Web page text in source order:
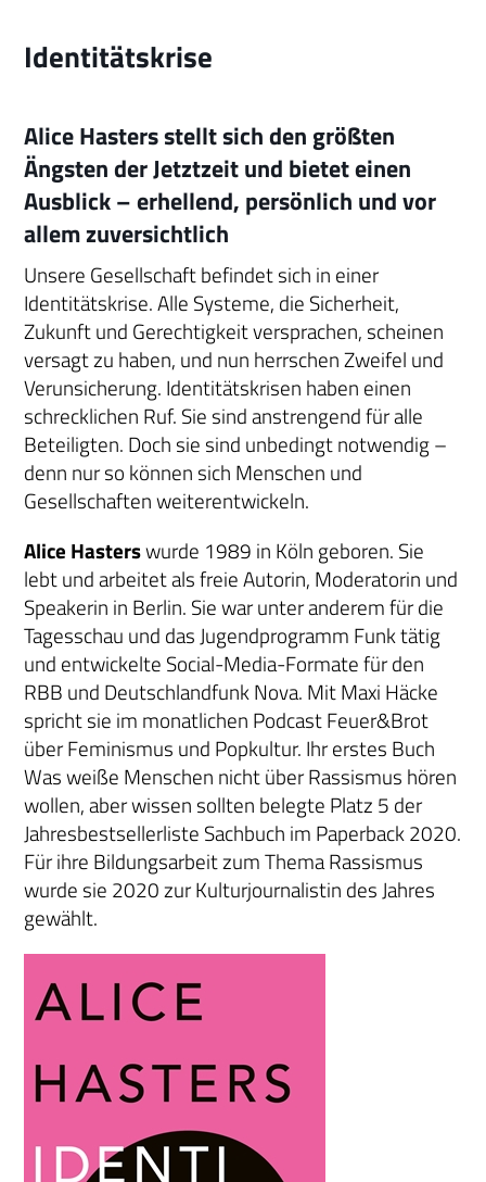
Identitätskrise
Alice Hasters stellt sich den größten
Ängsten der Jetztzeit und bietet einen
Ausblick – erhellend, persönlich und vor
allem zuversichtlich
Unsere Gesellschaft befindet sich in einer
Identitätskrise. Alle Systeme, die Sicherheit,
Zukunft und Gerechtigkeit versprachen, scheinen
versagt zu haben, und nun herrschen Zweifel und
Verunsicherung. Identitätskrisen haben einen
schrecklichen Ruf. Sie sind anstrengend für alle
Beteiligten. Doch sie sind unbedingt notwendig –
denn nur so können sich Menschen und
Gesellschaften weiterentwickeln.
Alice Hasterswurde 1989 in Köln geboren. Sie
lebt und arbeitet als freie Autorin, Moderatorin und
Speakerin in Berlin. Sie war unter anderem für die
Tagesschau und das Jugendprogramm Funk tätig
und entwickelte Social-Media-Formate für den
RBB und Deutschlandfunk Nova. Mit Maxi Häcke
spricht sie im monatlichen Podcast Feuer&Brot
über Feminismus und Popkultur. Ihr erstes Buch
Was weiße Menschen nicht über Rassismus hören
wollen, aber wissen sollten belegte Platz 5 der
Jahresbestsellerliste Sachbuch im Paperback 2020.
Für ihre Bildungsarbeit zum Thema Rassismus
wurde sie 2020 zur Kulturjournalistin des Jahres
gewählt.